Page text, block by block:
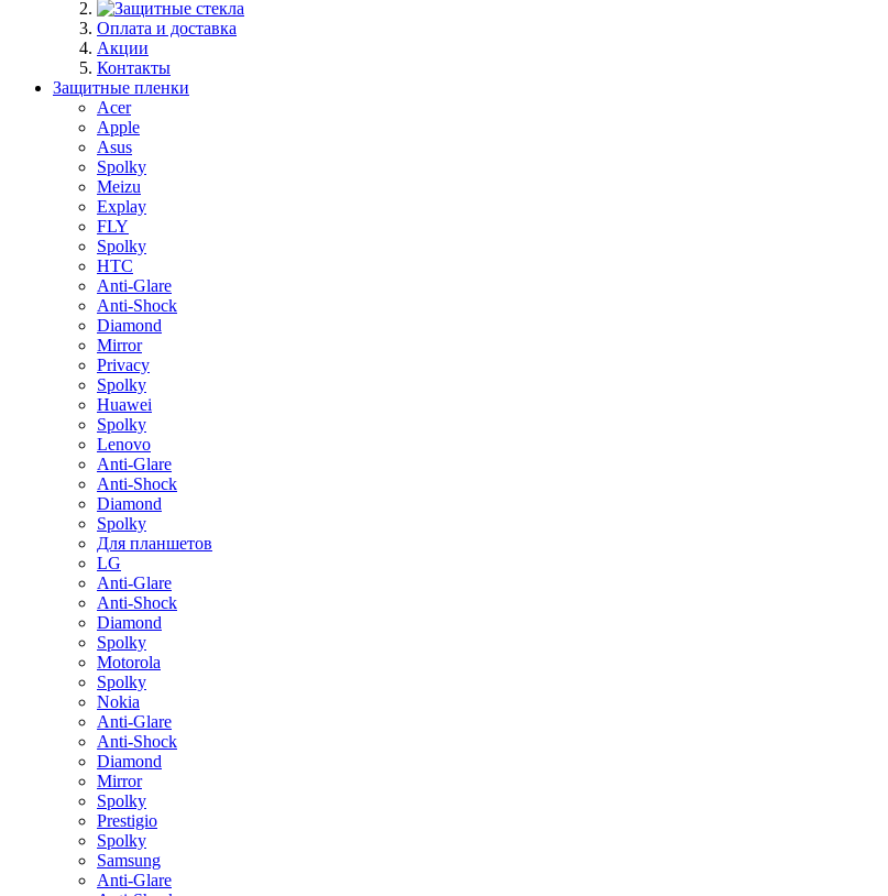
Оплата и доставка
Акции
Контакты
Защитные пленки
Acer
Apple
Asus
Spolky
Meizu
Explay
FLY
Spolky
HTC
Anti-Glare
Anti-Shock
Diamond
Mirror
Privacy
Spolky
Huawei
Spolky
Lenovo
Anti-Glare
Anti-Shock
Diamond
Spolky
Для планшетов
LG
Anti-Glare
Anti-Shock
Diamond
Spolky
Motorola
Spolky
Nokia
Anti-Glare
Anti-Shock
Diamond
Mirror
Spolky
Prestigio
Spolky
Samsung
Anti-Glare